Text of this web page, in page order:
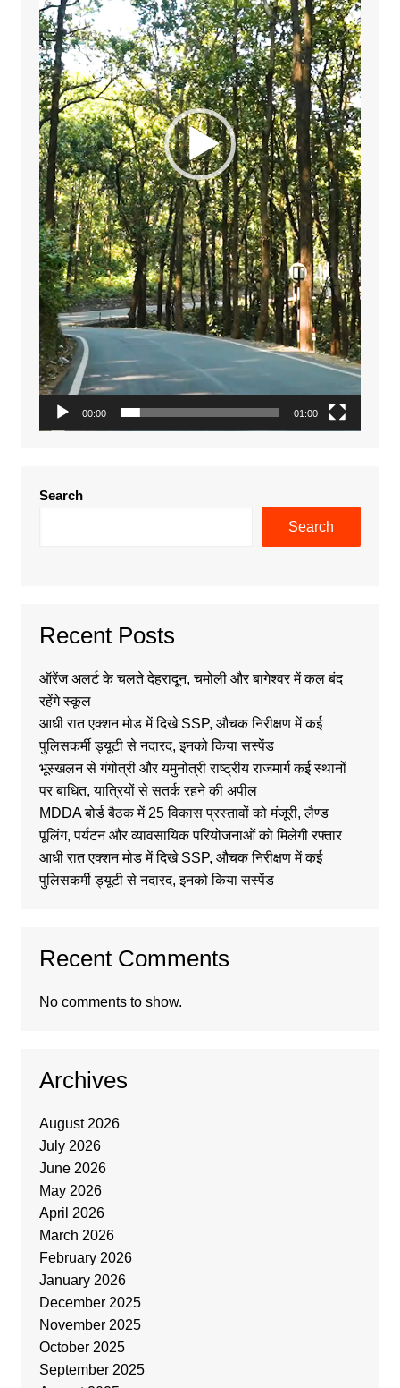
00:00 01:00
Search
Search
Recent Posts
ऑरेंज अलर्ट के चलते देहरादून, चमोली और बागेश्वर में कल बंद
रहेंगे स्कूल
आधी रात एक्शन मोड में दिखे SSP, औचक निरीक्षण में कई
पुलिसकर्मी ड्यूटी से नदारद, इनको किया सस्पेंड
भूस्खलन से गंगोत्री और यमुनोत्री राष्ट्रीय राजमार्ग कई स्थानों
पर बाधित, यात्रियों से सतर्क रहने की अपील
MDDA बोर्ड बैठक में 25 विकास प्रस्तावों को मंजूरी, लैण्ड
पूलिंग, पर्यटन और व्यावसायिक परियोजनाओं को मिलेगी रफ्तार
आधी रात एक्शन मोड में दिखे SSP, औचक निरीक्षण में कई
पुलिसकर्मी ड्यूटी से नदारद, इनको किया सस्पेंड
Recent Comments
No comments to show.
Archives
August 2026
July 2026
June 2026
May 2026
April 2026
March 2026
February 2026
January 2026
December 2025
November 2025
October 2025
September 2025